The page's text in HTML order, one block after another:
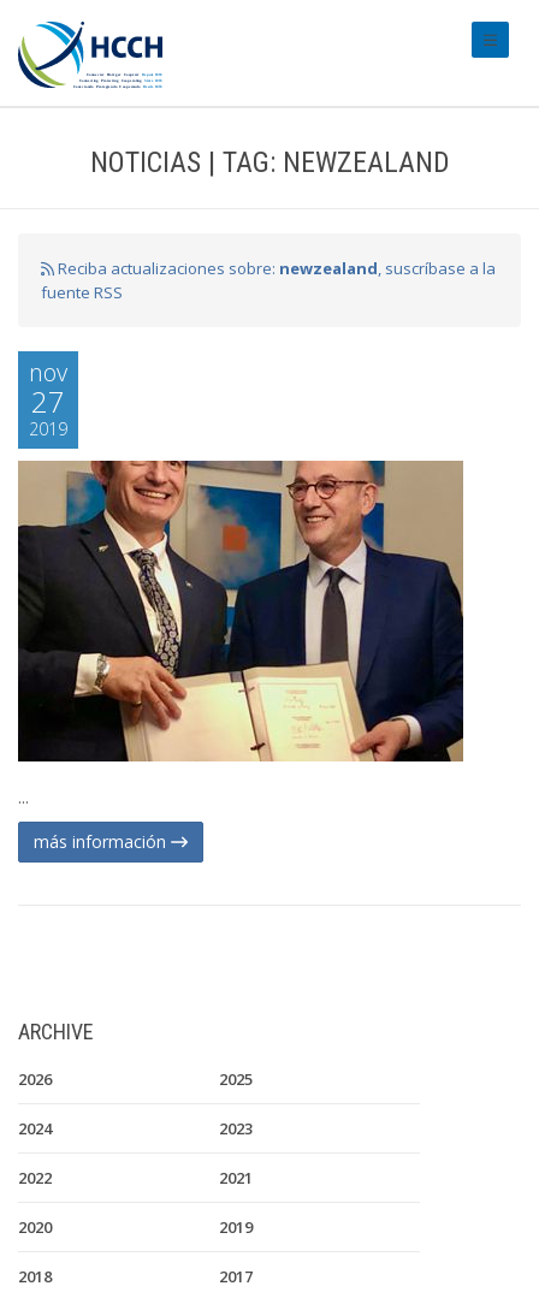
NOTICIAS | TAG: NEWZEALAND
Reciba actualizaciones sobre: newzealand, suscríbase a la
fuente RSS
nov
27
2019
...
más información
ARCHIVE
2026 2025
2024 2023
2022 2021
2020 2019
2018 2017